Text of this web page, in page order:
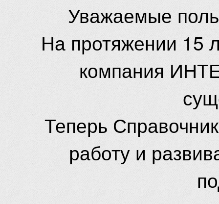
Уважаемые
На протяжении 15
компания
Теперь
работу и